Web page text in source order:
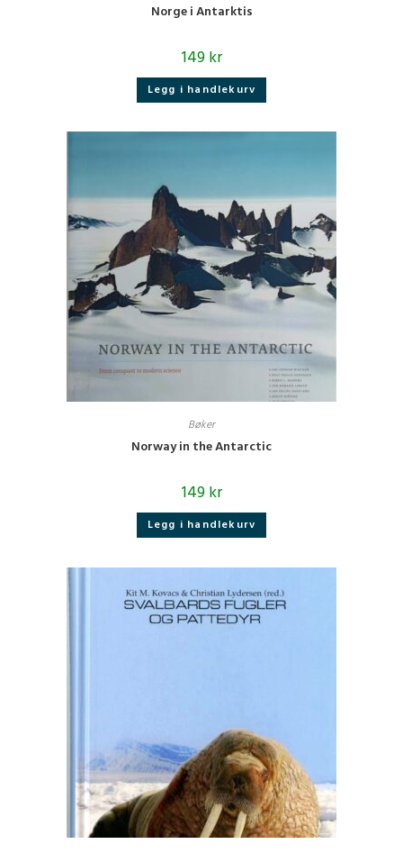
Norge i Antarktis
149kr
Legg i handlekurv
Bøker
Norway in the Antarctic
149kr
Legg i handlekurv